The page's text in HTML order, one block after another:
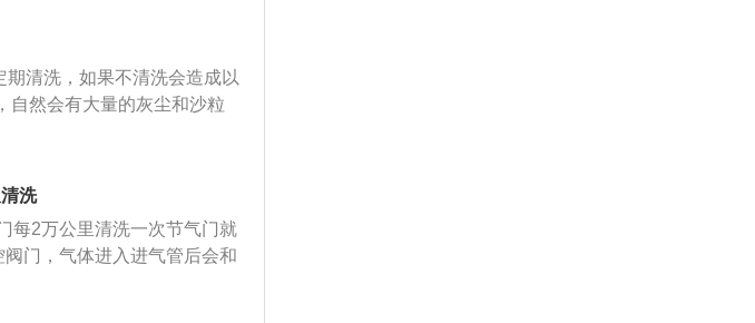
机，最大马力是245ps，最
8挡自动变速箱。
清洗，如果不清洗会造成以
自然会有大量的灰尘和沙粒
成黑色油灰沉积层，导致
会出现怠速不稳、起动困难
洗
每2万公里清洗一次节气门就
门，气体进入进气管后会和
接空气滤清器，下接发动机